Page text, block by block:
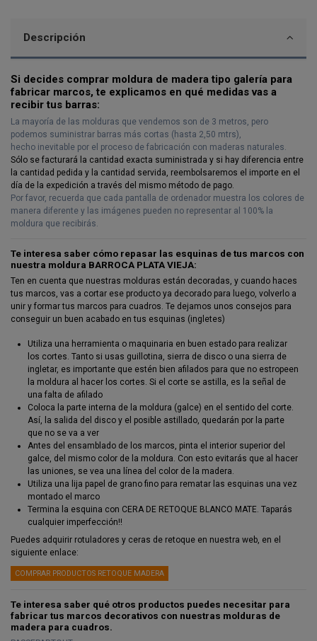
Descripción
Si decides comprar moldura de madera tipo galería para
fabricar marcos, te explicamos en qué medidas vas a
recibir tus barras:
La mayoría de las molduras que vendemos son de 3 metros, pero
podemos suministrar barras más cortas (hasta 2,50 mtrs),
hecho inevitable por el proceso de fabricación con maderas naturales.
Sólo se facturará la cantidad exacta suministrada y si hay diferencia entre
la cantidad pedida y la cantidad servida, reembolsaremos el importe en el
día de la expedición a través del mismo método de pago.
Por favor, recuerda que cada pantalla de ordenador muestra los colores de
manera diferente y las imágenes pueden no representar al 100% la
moldura que recibirás.
Te interesa saber cómo repasar las esquinas de tus marcos con
nuestra moldura BARROCA PLATA VIEJA:
Ten en cuenta que nuestras molduras están decoradas, y cuando haces
tus marcos, vas a cortar ese producto ya decorado para luego, volverlo a
unir y formar tus marcos para cuadros. Te dejamos unos consejos para
conseguir un buen acabado en tus esquinas (ingletes)
Utiliza una herramienta o maquinaria en buen estado para realizar
los cortes. Tanto si usas guillotina, sierra de disco o una sierra de
ingletar, es importante que estén bien afilados para que no estropeen
la moldura al hacer los cortes. Si el corte se astilla, es la señal de
una falta de afilado
Coloca la parte interna de la moldura (galce) en el sentido del corte.
Así, la salida del disco y el posible astillado, quedarán por la parte
que no se va a ver
Antes del ensamblado de los marcos, pinta el interior superior del
galce, del mismo color de la moldura. Con esto evitarás que al hacer
las uniones, se vea una línea del color de la madera.
Utiliza una lija papel de grano fino para rematar las esquinas una vez
montado el marco
Termina la esquina con CERA DE RETOQUE BLANCO MATE. Taparás
cualquier imperfección!!
Puedes adquirir rotuladores y ceras de retoque en nuestra web, en el
siguiente enlace:
COMPRAR PRODUCTOS RETOQUE MADERA
Te interesa saber qué otros productos puedes necesitar para
fabricar tus marcos decorativos con nuestras molduras de
madera para cuadros.